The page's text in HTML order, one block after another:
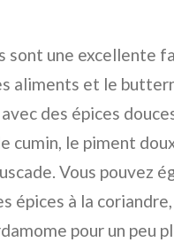
sont une excellente
aliments et le
des épices
cumin, le piment
Vous pouvez
épices à la
pour un peu